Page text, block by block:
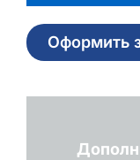
Оформить